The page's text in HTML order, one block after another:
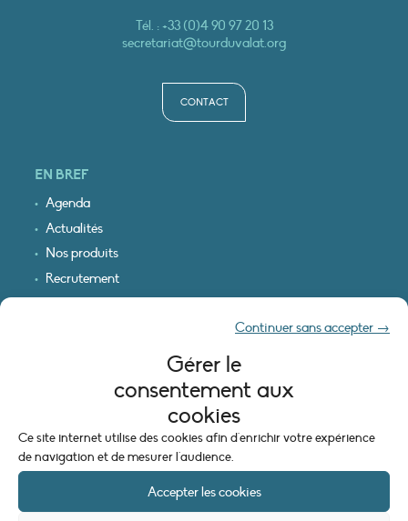
Gérer le
consentement aux
cookies
Ce site internet utilise des cookies afin d'enrichir votre expérience
de navigation et de mesurer l'audience.
Accepter les cookies
Continuer sans accepter →
Tél. : +33 (0)4 90 97 20 13
secretariat@tourduvalat.org
CONTACT
EN BREF
Agenda
Actualités
Nos produits
Recrutement
INFORMATIONS LÉGALES
Mentions légales
Politique de cookies (UE)